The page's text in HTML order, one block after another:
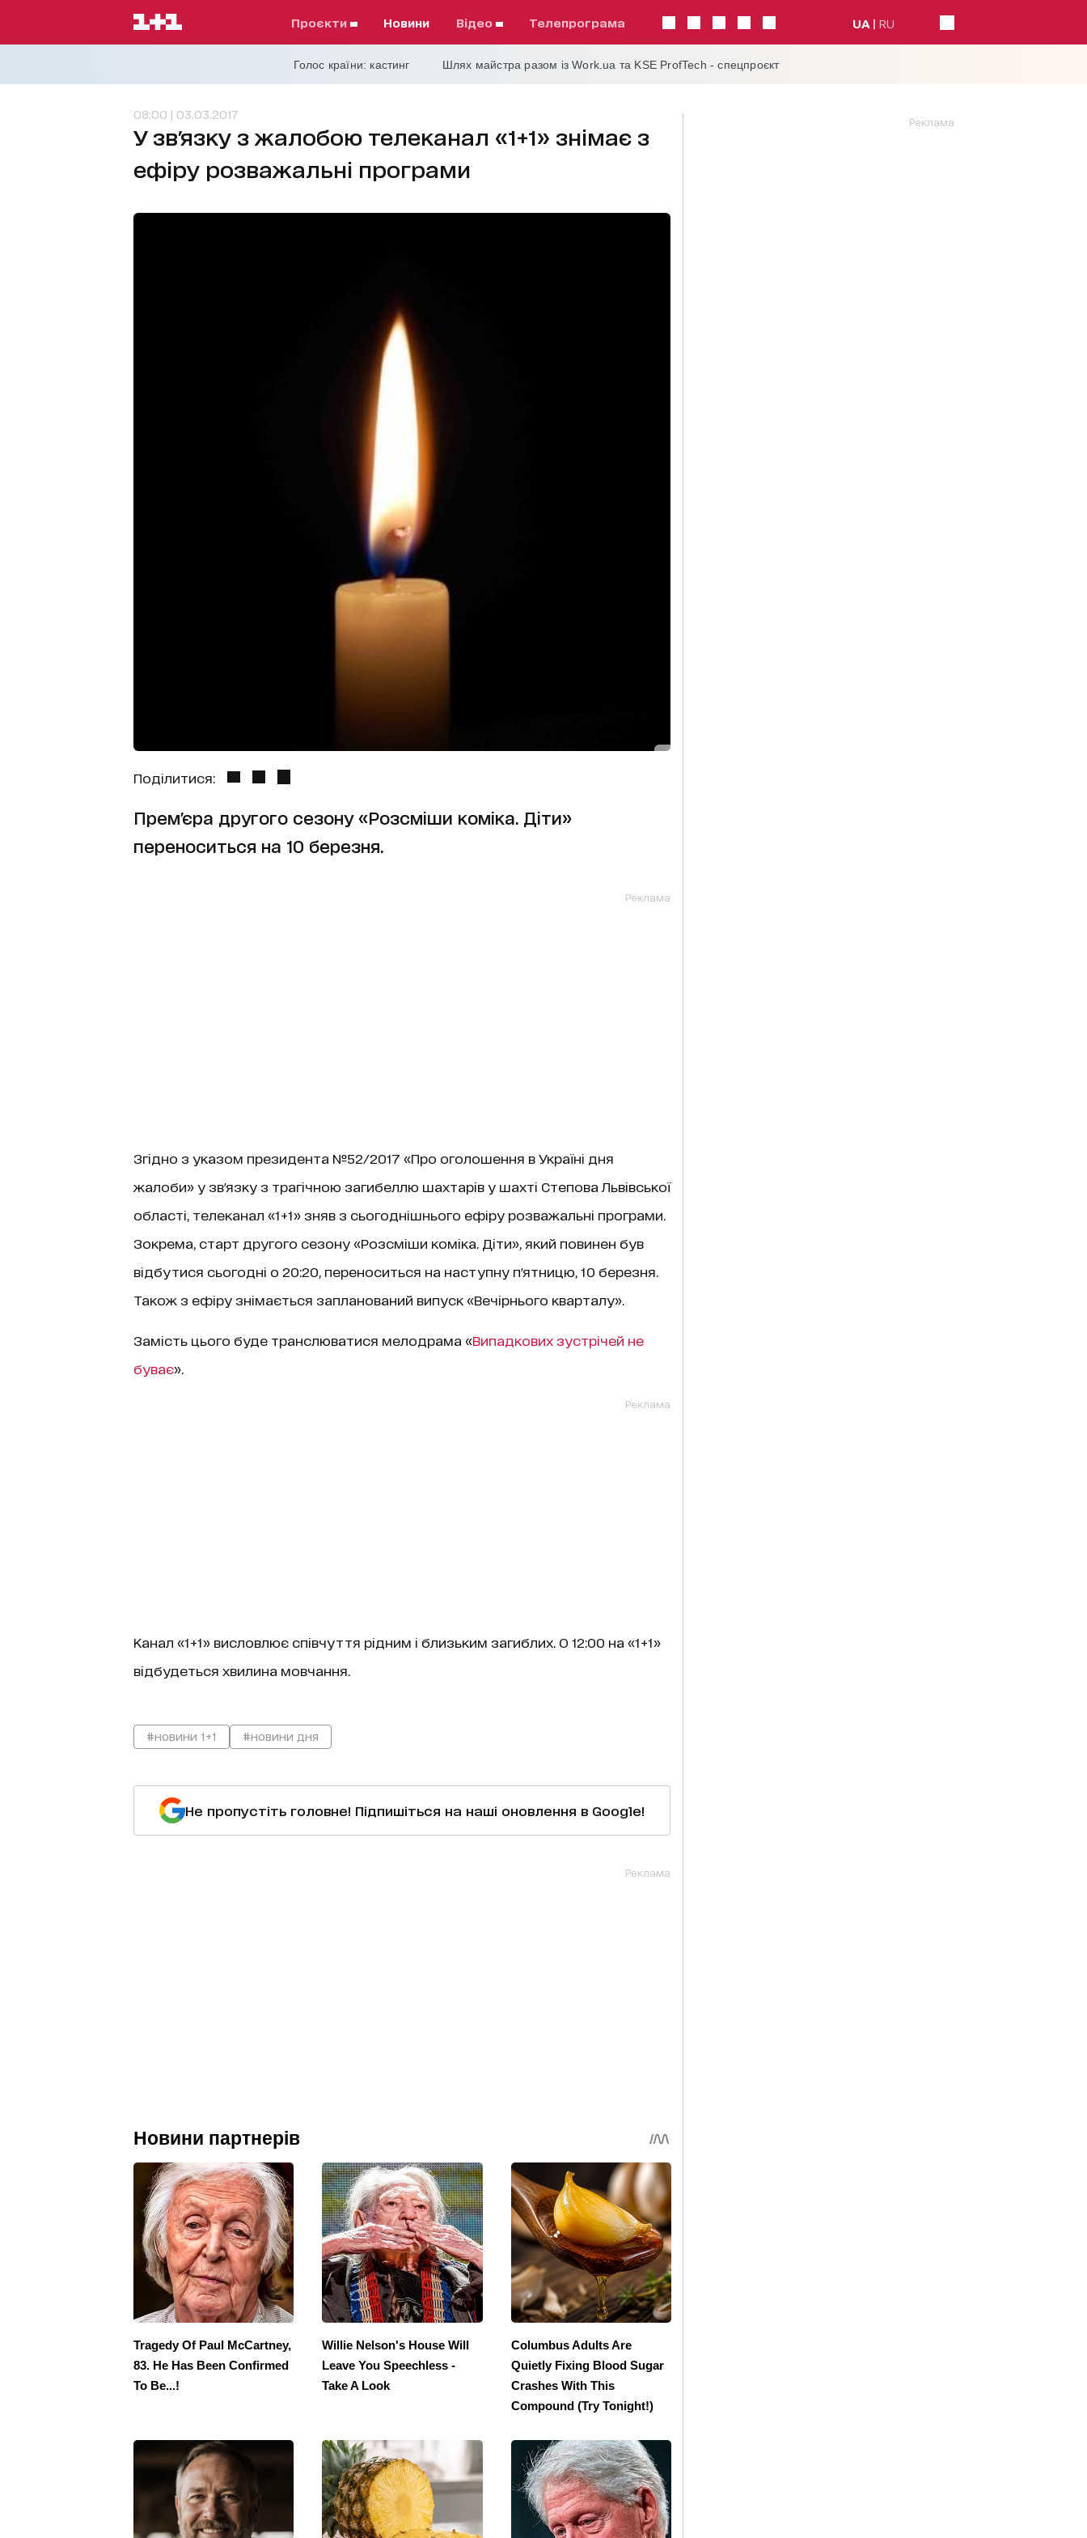
проєкти Новини відео телепрограма UA RU
Голос країни: кастинг Шлях майстра разом із Work.ua та KSE ProfTech - спецпроєкт
08:00 | 03.03.2017
У зв'язку з жалобою телеканал «1+1» знімає з
ефіру розважальні програми
Поділитися:
Прем'єра другого сезону «Розсміши коміка. Діти»
переноситься на 10 березня.
Реклама
Згідно з указом президента №52/2017 «Про оголошення в Україні дня
жалоби» у зв'язку з трагічною загибеллю шахтарів у шахті Степова Львівської
області, телеканал «1+1» зняв з сьогоднішнього ефіру розважальні програми.
Зокрема, старт другого сезону «Розсміши коміка. Діти», який повинен був
відбутися сьогодні о 20:20, переноситься на наступну п'ятницю, 10 березня.
Також з ефіру знімається запланований випуск «Вечірнього кварталу».
Замість цього буде транслюватися мелодрама «Випадкових зустрічей не
буває».
Реклама
Канал «1+1» висловлює співчуття рідним і близьким загиблих. О 12:00 на «1+1»
відбудеться хвилина мовчання.
#новини 1+1 #новини дня
Не пропустіть головне! Підпишіться на наші оновлення в Google!
Реклама
Реклама